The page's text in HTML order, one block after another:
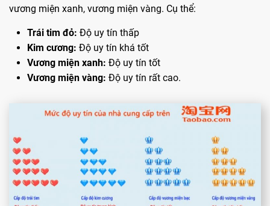
vương miện xanh, vương miện vàng. Cụ thể:
Trái tim đỏ: Độ uy tín thấp
Kim cương: Độ uy tín khá tốt
Vương miện xanh: Độ uy tín tốt
Vương miện vàng: Độ uy tín rất cao.